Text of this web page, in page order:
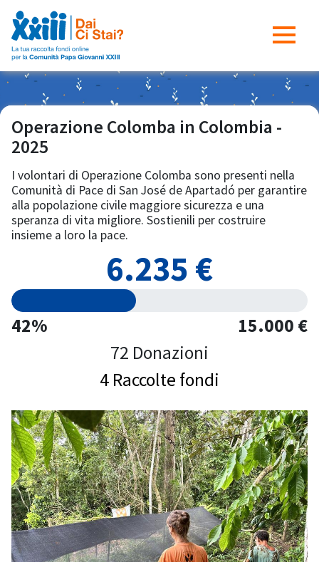
Operazione Colomba in Colombia -
2025
I volontari di Operazione Colomba sono presenti nella
Comunità di Pace di San José de Apartadó per garantire
alla popolazione civile maggiore sicurezza e una
speranza di vita migliore. Sostienili per costruire
insieme a loro la pace.
6.235 €
42%
15.000 €
72 Donazioni
4 Raccolte fondi